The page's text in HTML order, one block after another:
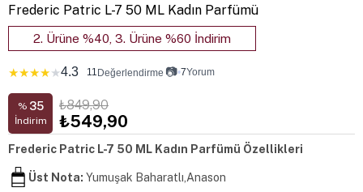
Frederic Patric L-7 50 ML Kadın Parfümü
2. Ürüne %40, 3. Ürüne %60 İndirim
★★★★★4.3 11 Değerlendirme 📷•7Yorum
% 35
İndirim
₺849,90
₺549,90
Frederic Patric L-7 50 ML Kadın Parfümü Özellikleri
Üst Nota: Yumuşak Baharatlı,Anason